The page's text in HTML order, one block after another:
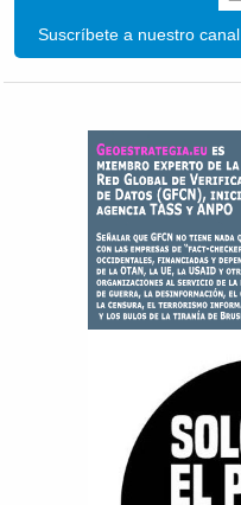
Suscríbete a nuestro